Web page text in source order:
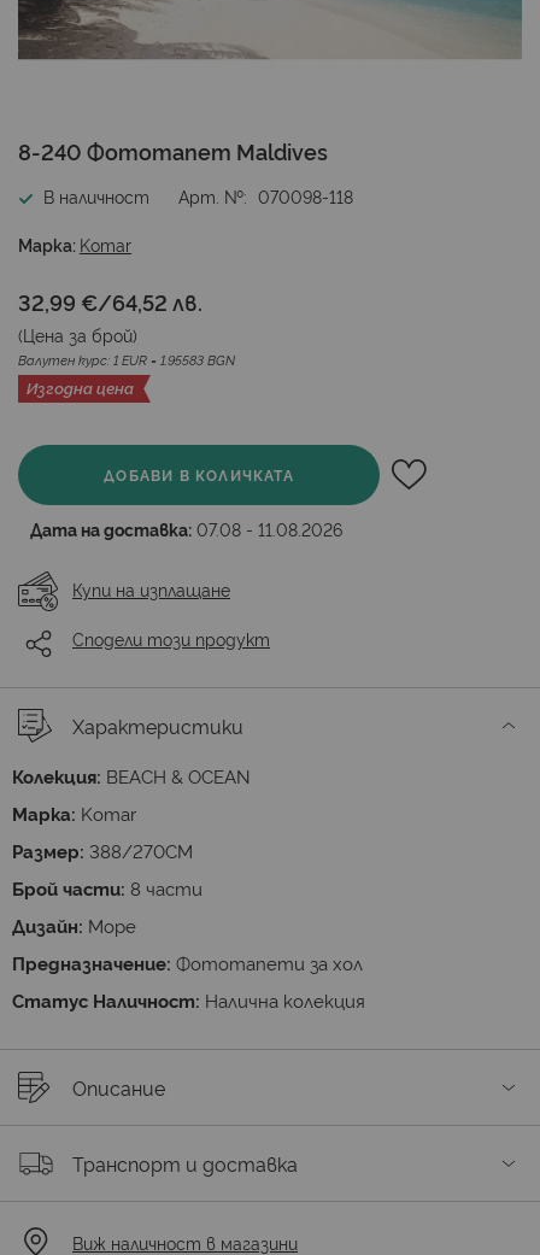
Преминете
началото
галерия
снимки
8-240 Фототапет Maldives
В наличност Арт. № 070098-118
Марка: Komar
32,99 €/64,52 лв.
(Цена за брой)
Валутен курс: 1 EUR = 1.95583 BGN
Изгодна цена
ДОБАВИ В КОЛИЧКАТА
Дата на доставка: 07.08 - 11.08.2026
Купи на изплащане
Сподели този продукт
Характеристики
Колекция: BEACH & OCEAN
Марка: Komar
Размер: 388/270СМ
Брой части: 8 части
Дизайн: Море
Предназначение: Фототапети за хол
Статус Наличност: Налична колекция
Описание
Транспорт и доставка
Виж наличност в магазини